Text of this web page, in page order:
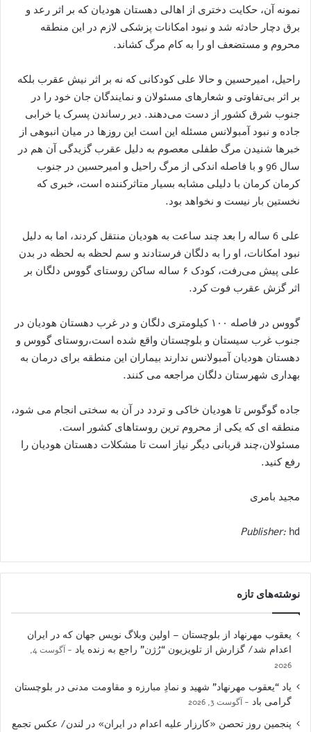
نمونه آن، حکایت دختری از اهالی دهستان هودیان که بر اثر رعد و
برق دچار حادثه شد و نبود امکانات پزشکی لازم در این منطقه
محروم و مستضعف او را به کام مرگ کشاند.
راحیل، امیرحسین و حالا علی کودکانی که نه بر اثر نیش عقرب بلکه
بر اثر بی‌تفاوتی و شعارهای مسئولان و نمایندگان جان خود را در
جنوب شرق کشور از دست می‌دهند. دیر رساندن پسرک یا خرابی
جاده و نبود آمبولانس مسئله این است این روزها در میان انبوهی از
خبرها شنیدن مرگ طفلی معصوم به دلیل عقرب گزیدگی آن هم در
سال 96 و با فاصله اندکی از مرگ راحیل و امیرحسین در جنوب
کرمان کرمان با دلیلی مشابه بسیار متاثرکننده است، خبری که
نخستین بار نیست و نخواهد بود.
علی 6 ساله را بعد چند ساعت به هودیان منتقل کردند، اما به دلیل
نبود امکانات، او را به دلگان فرستادند و سم لحظه به لحظه در بدن
علی پیش می‌رفت، کودک ۶ ساله ساکن روستای گووس دلگان بر
اثر گزش عقرب فوت کرد.
گووس در فاصله ۱۰۰ کیلومتری دلگان و در غرب دهستان هودیان در
جنوب غرب سیستان و بلوچستان واقع شده است،روستای گووس و
دهستان هودیان آمبولانس ندارند بیماران این منطقه برای درمان به
بهداری شهرستان دلگان مراجعه می کنند.
جاده گوگوس تا هودیان خاکی و تردد در آن به سختی انجام می شود،
منطقه ای که یکی از محروم ترین روستاهای کشور است.
مسئولان،چند قربانی دیگر نیاز است تا مشکلات دهستان هودیان را
رفع کنید.
مجید بامری
Publisher: hd
نوشته‌های تازه
یعقوب مهرنهاد از بلوچستان – اولین وبلاگ نویس جهان که در ایران
اعدام شد/ گزارش از تلویزیون “رُژن” راجع به زنده یاد
آگوست 4,
2026
یاد “یعقوب مهرنهاد” شهید و نمادِ مبارزه و مقاومت مدنی در بلوچستان
گرامی باد
آگوست 3, 2026
پنجمین روز تحصن «کارزار علیه اعدام در ایران» در لندن/ عکس تجمع